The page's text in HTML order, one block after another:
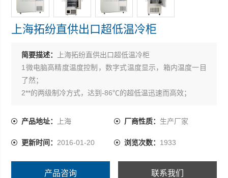
上海拓纷直供出口超低温冷柜
简要描述：
上海拓纷直供出口超低温冷柜
1微电脑高精度温度控制，数字式温度显示，箱内温度一目
了然；
2**的两级制冷方式，达到-86℃的超低温迅速而高效；
4 具有*的声光报警系统；
6.配备固定杆，方便滴定管，传感器等其它配套装置的放置
产品地址： 上海 厂商性质： 生产厂家
更新时间： 2016-01-20 浏览次数： 1933
产品咨询 联系我们